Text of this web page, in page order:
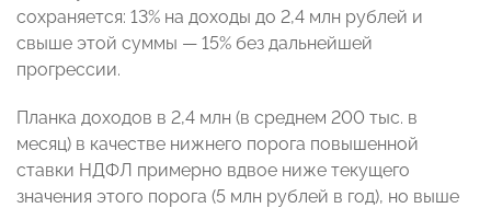
сохраняется: 13% на доходы до 2,4 млн рублей и
свыше этой суммы — 15% без дальнейшей
прогрессии.
Планка доходов в 2,4 млн (в среднем 200 тыс. в
месяц) в качестве нижнего порога повышенной
ставки НДФЛ примерно вдвое ниже текущего
значения этого порога (5 млн рублей в год), но выше